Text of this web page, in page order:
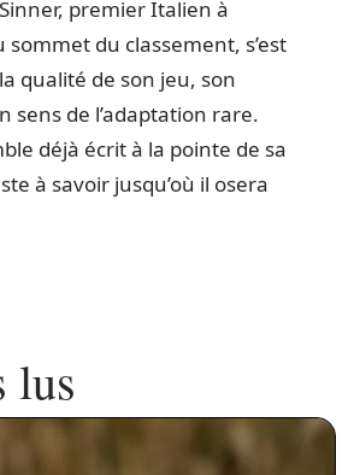
premier Italien à
sommet du classement, s’est
qualité de son jeu, son
sens de l’adaptation rare.
déjà écrit à la pointe de sa
à savoir jusqu’où il osera
lus